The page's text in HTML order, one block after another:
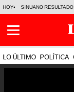
HOY SINUANO
LO ÚLTIMO POLÍTICA